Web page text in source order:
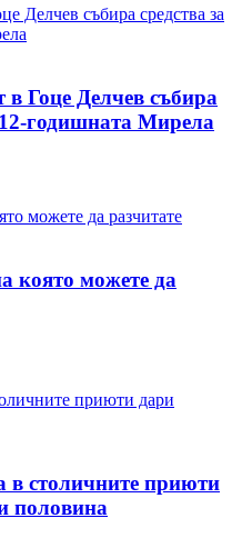
в Гоце Делчев събира
12-годишната Мирела
която можете да
в столичните приюти
половина